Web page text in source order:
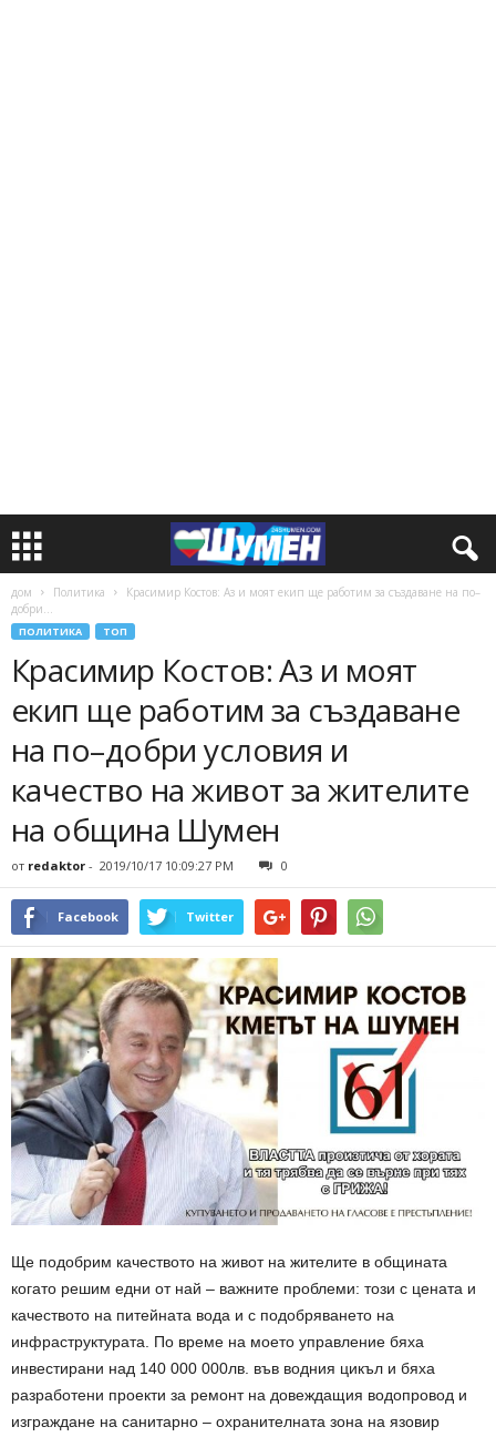
дом Политика
Красимир Костов: Аз и моят екип ще работим за създаване на по–
добри...
ПОЛИТИКА ТОП
Красимир Костов: Аз и моят
екип ще работим за създаване
на по–добри условия и
качество на живот за жителите
на община Шумен
от redaktor - 2019/10/17 10:09:27 PM 0
Facebook Twitter
Ще подобрим качеството на живот на жителите в общината
когато решим едни от най – важните проблеми: този с цената и
качеството на питейната вода и с подобряването на
инфраструктурата. По време на моето управление бяха
инвестирани над 140 000 000лв. във водния цикъл и бяха
разработени проекти за ремонт на довеждащия водопровод и
изграждане на санитарно – охранителната зона на язовир